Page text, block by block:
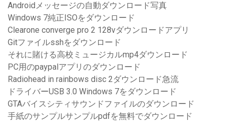
Androidメッセージの自動ダウンロード写真
Windows 7純正ISOをダウンロード
Clearone converge pro 2 128vダウンロードアプリ
Gitファイルsshをダウンロード
それに賭ける高校ミュージカルmp4ダウンロード
PC用のpaypalアプリのダウンロード
Radiohead in rainbows disc 2ダウンロード急流
ドライバーUSB 3.0 Windows 7をダウンロード
GTAバイスシティサウンドファイルのダウンロード
手紙のサンプルサンプルpdfを無料でダウンロード